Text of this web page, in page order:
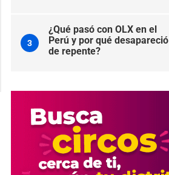
3
¿Qué pasó con OLX en el
Perú y por qué desapareció
de repente?